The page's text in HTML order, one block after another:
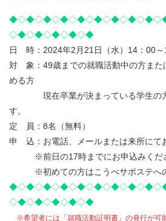
◇◆◇◆◇◆◇◆◇◆
日 時：2024年2月21日（水）14：00～
対 象：49歳までの就職活動中の方また
める方
現在卒業が決まっている学生の方
す。
定 員：8名（無料）
申 込：お電話、メールまたは来所にて
※前日の17時までにお申込みくだ
※初めての方はこうべサポステへの
◇◆◇◆◇◆◇◆◇◆
※希望者には「就職活動証明書」の発行が可